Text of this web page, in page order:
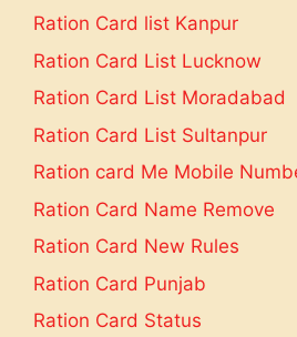
Ration Card list Kanpur
Ration Card List Lucknow
Ration Card List Moradabad
Ration Card List Sultanpur
Ration card Me Mobile
Ration Card Name Remove
Ration Card New Rules
Ration Card Punjab
Ration Card Status